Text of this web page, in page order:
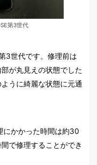
第3世代
3世代です。修理前は
が丸見えの状態でした
うに綺麗な状態に元通
にかかった時間は約30
で修理することができ